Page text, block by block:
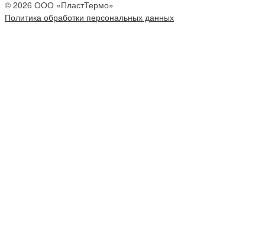
© 2026 ООО «ПластТермо»
Политика обработки персональных данных